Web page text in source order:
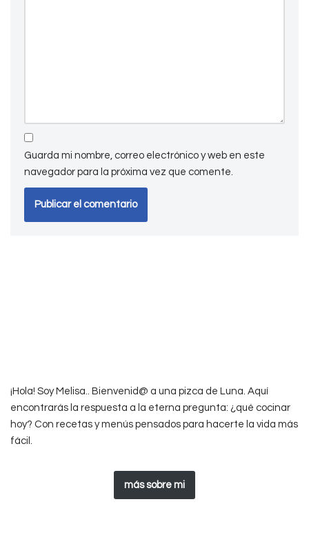
Guarda mi nombre, correo electrónico y web en este
navegador para la próxima vez que comente.
¡Hola! Soy Melisa.. Bienvenid@ a una pizca de Luna. Aquí
encontrarás la respuesta a la eterna pregunta: ¿qué cocinar
hoy? Con recetas y menús pensados para hacerte la vida más
fácil.
más sobre mi